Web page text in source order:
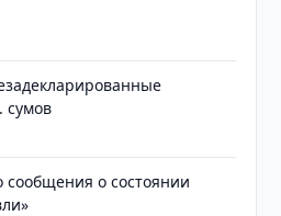
сумов
сообщения о состоянии